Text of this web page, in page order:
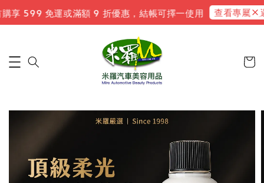
599 免運或滿額 9 折優惠，結帳可擇一使用 查看專屬禮遇